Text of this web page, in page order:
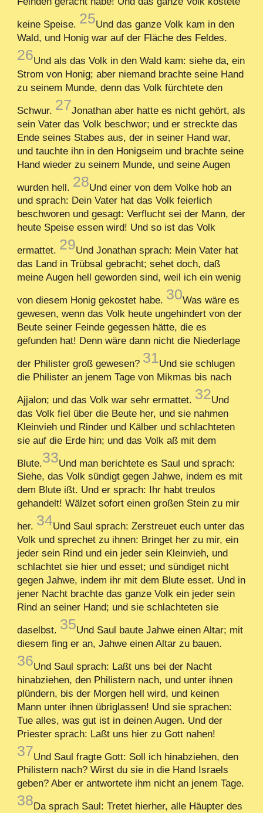
keine Speise. 25Und das ganze Volk kam in den
Wald, und Honig war auf der Fläche des Feldes.
26Und als das Volk in den Wald kam: siehe da, ein
Strom von Honig; aber niemand brachte seine Hand
zu seinem Munde, denn das Volk fürchtete den
Schwur. 27Jonathan aber hatte es nicht gehört, als
sein Vater das Volk beschwor; und er streckte das
Ende seines Stabes aus, der in seiner Hand war,
und tauchte ihn in den Honigseim und brachte seine
Hand wieder zu seinem Munde, und seine Augen
wurden hell. 28Und einer von dem Volke hob an
und sprach: Dein Vater hat das Volk feierlich
beschworen und gesagt: Verflucht sei der Mann, der
heute Speise essen wird! Und so ist das Volk
ermattet. 29Und Jonathan sprach: Mein Vater hat
das Land in Trübsal gebracht; sehet doch, daß
meine Augen hell geworden sind, weil ich ein wenig
von diesem Honig gekostet habe. 30Was wäre es
gewesen, wenn das Volk heute ungehindert von der
Beute seiner Feinde gegessen hätte, die es
gefunden hat! Denn wäre dann nicht die Niederlage
der Philister groß gewesen? 31Und sie schlugen
die Philister an jenem Tage von Mikmas bis nach
Ajjalon; und das Volk war sehr ermattet. 32Und
das Volk fiel über die Beute her, und sie nahmen
Kleinvieh und Rinder und Kälber und schlachteten
sie auf die Erde hin; und das Volk aß mit dem
Blute.33Und man berichtete es Saul und sprach:
Siehe, das Volk sündigt gegen Jahwe, indem es mit
dem Blute ißt. Und er sprach: Ihr habt treulos
gehandelt! Wälzet sofort einen großen Stein zu mir
her. 34Und Saul sprach: Zerstreuet euch unter das
Volk und sprechet zu ihnen: Bringet her zu mir, ein
jeder sein Rind und ein jeder sein Kleinvieh, und
schlachtet sie hier und esset; und sündiget nicht
gegen Jahwe, indem ihr mit dem Blute esset. Und in
jener Nacht brachte das ganze Volk ein jeder sein
Rind an seiner Hand; und sie schlachteten sie
daselbst. 35Und Saul baute Jahwe einen Altar; mit
diesem fing er an, Jahwe einen Altar zu bauen.
36Und Saul sprach: Laßt uns bei der Nacht
hinabziehen, den Philistern nach, und unter ihnen
plündern, bis der Morgen hell wird, und keinen
Mann unter ihnen übriglassen! Und sie sprachen:
Tue alles, was gut ist in deinen Augen. Und der
Priester sprach: Laßt uns hier zu Gott nahen!
37Und Saul fragte Gott: Soll ich hinabziehen, den
Philistern nach? Wirst du sie in die Hand Israels
geben? Aber er antwortete ihm nicht an jenem Tage.
38Da sprach Saul: Tretet hierher, alle Häupter des